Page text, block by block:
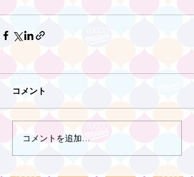
コメント
コメントを追加…